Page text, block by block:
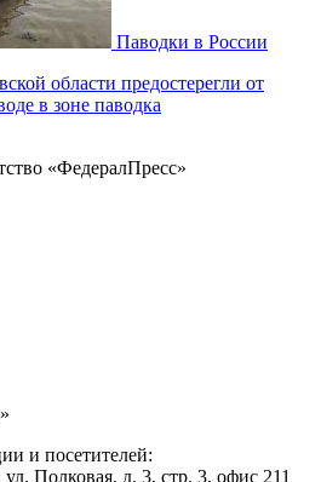
Паводки в России
области предостерегли от
в зоне паводка
«ФедералПресс»
»
и посетителей:
ул. Полковая, д. 3, стр. 3, офис 211